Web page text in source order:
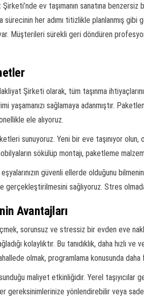
Şirketi’nde ev taşımanın sanatına
her adımı titizlikle planlanmış
var. Müşterileri sürekli geri döndüren
Şirketi olarak, tüm taşınma
sağlamaya adanmıştır.
ele alıyoruz.
sunuyoruz. Yeni bir eve taşınıyor
sökülüp montajı, paketleme
güvenli ellerde olduğunu
gerçekleştirilmesini sağlıyoruz. Stres
Avantajları
sorunsuz ve stressiz bir evden eve
kolaylıktır. Bu tanıdıklık, daha
olmak, programlama konusunda
maliyet etkinliğidir. Yerel
gereksinimlerinize yönlendirebilir veya